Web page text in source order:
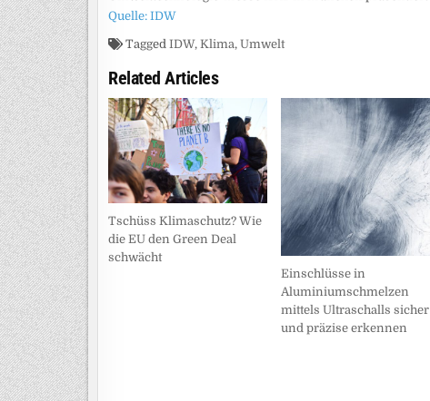
Quelle: IDW
Tagged IDW, Klima, Umwelt
Related Articles
Tschüss Klimaschutz? Wie
die EU den Green Deal
schwächt
Einschlüsse in
Aluminiumschmelzen
mittels Ultraschalls sicher
und präzise erkennen